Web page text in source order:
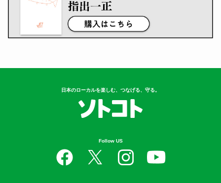
日本のローカルを楽しむ、つなげる、守る。
Follow US